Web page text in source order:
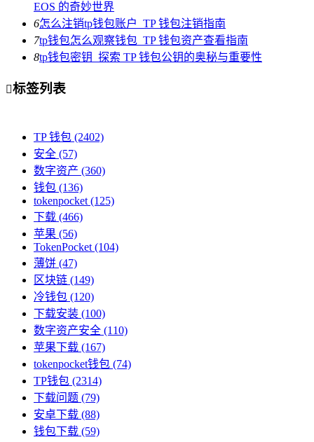
EOS 的奇妙世界
6怎么注销tp钱包账户_TP 钱包注销指南
7tp钱包怎么观察钱包_TP 钱包资产查看指南
8tp钱包密钥_探索 TP 钱包公钥的奥秘与重要性
标签列表
TP 钱包 (2402)
安全 (57)
数字资产 (360)
钱包 (136)
tokenpocket(125)
下载 (466)
苹果 (56)
TokenPocket(104)
薄饼 (47)
区块链 (149)
冷钱包 (120)
下载安装 (100)
数字资产安全 (110)
苹果下载 (167)
tokenpocket钱包 (74)
TP钱包 (2314)
下载问题 (79)
安卓下载 (88)
钱包下载 (59)